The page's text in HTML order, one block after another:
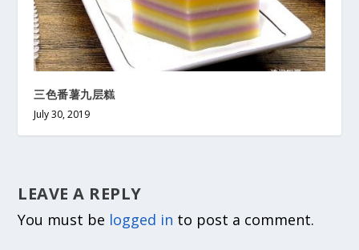
三色番薯九层糕
July 30, 2019
LEAVE A REPLY
You must be logged in to post a comment.